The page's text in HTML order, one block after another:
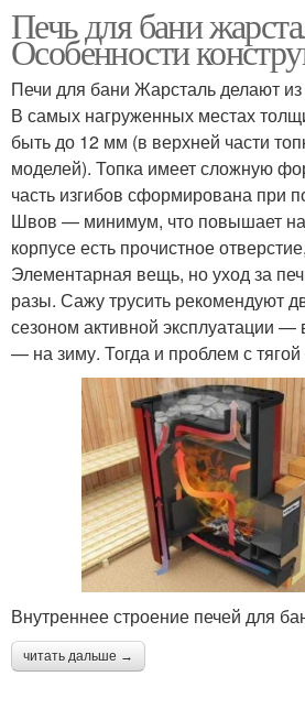
Печь для бани
Особенности
Печи для бани Жарсталь делают
В самых нагруженных местах
быть до 12 мм (в верхней части
моделей). Топка имеет сложную
часть изгибов сформирована при
Швов — минимум, что повышает
корпусе есть прочистное
Элементарная вещь, но уход за
разы. Сажу трусить рекомендуют
сезоном активной эксплуатации —
— на зиму. Тогда и проблем с тягой
Внутреннее строение печей для
читать дальше →